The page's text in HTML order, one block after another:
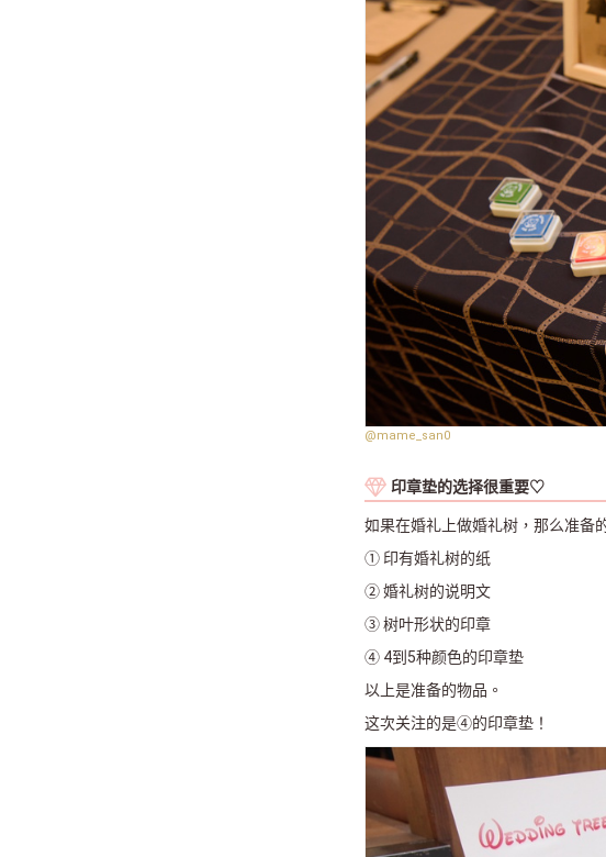
@mame_san0
印章垫的选择很重要♡
如果在婚礼上做婚礼树，那么准备
① 印有婚礼树的纸
② 婚礼树的说明文
③ 树叶形状的印章
④ 4到5种颜色的印章垫
以上是准备的物品。
这次关注的是④的印章垫！